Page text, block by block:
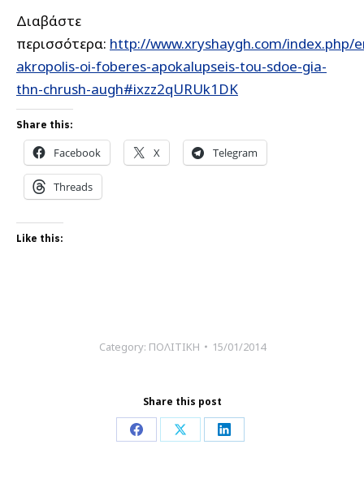
Διαβάστε
περισσότερα: http://www.xryshaygh.com/
akropolis-oi-foberes-apokalupseis-tou-sdoe-gia-
thn-chrush-augh#ixzz2qURUk1DK
Share this:
Facebook X Telegram
Threads
Like this:
Category: ΠΟΛΙΤΙΚΗ 15/01/2014
Share this post
Share Share Share